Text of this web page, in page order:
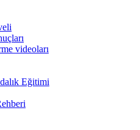
videoları
Eğitimi